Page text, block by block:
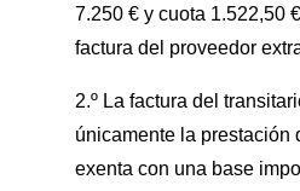
7.250 € y cuota 1.522,50
factura del proveedor
2.º La factura del
únicamente la prestación
exenta con una base